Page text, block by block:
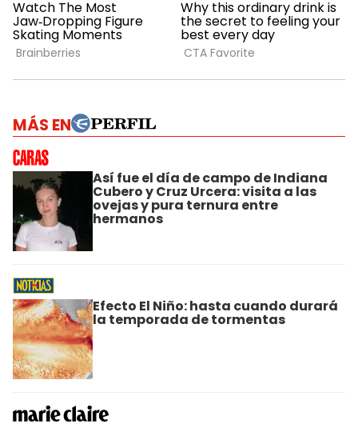
MÁS EN
Así fue el día de campo de Indiana
Cubero y Cruz Urcera: visita a las
ovejas y pura ternura entre
hermanos
Efecto El Niño: hasta cuando durará
la temporada de tormentas